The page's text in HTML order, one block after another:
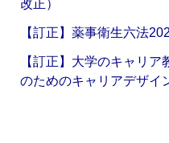
改正）
【訂正】薬事衛生六法
【訂正】大学のキャリ
のためのキャリアデザイ